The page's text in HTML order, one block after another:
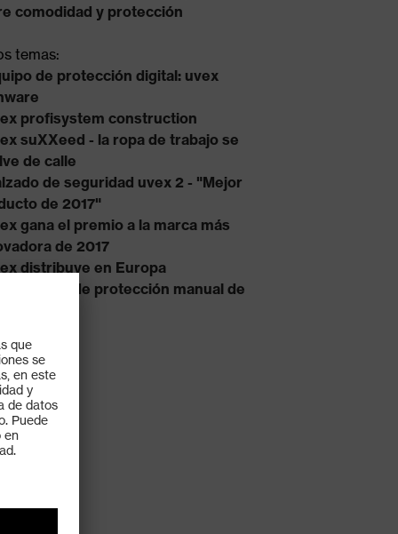
comodidad y protección
temas:
de protección digital: uvex
profisystem construction
suXXeed - la ropa de trabajo se
de calle
de seguridad uvex 2 - "Mejor
de 2017"
gana el premio a la marca más
de 2017
distribuye en Europa
de protección manual de